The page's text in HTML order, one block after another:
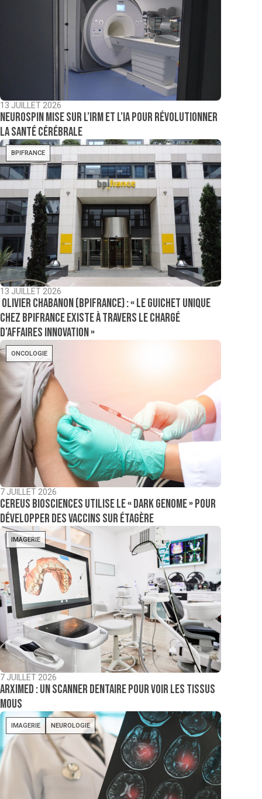
13 JUILLET 2026
NeuroSpin mise sur l’IRM et l’IA pour révolutionner
la santé cérébrale
BPIFRANCE
13 JUILLET 2026
Olivier Chabanon (Bpifrance) : « Le guichet unique
chez Bpifrance existe à travers le chargé
d’affaires innovation »
ONCOLOGIE
7 JUILLET 2026
Cereus Biosciences utilise le « dark genome » pour
développer des vaccins sur étagère
IMAGERIE
7 JUILLET 2026
ARXIMED : un scanner dentaire pour voir les tissus
mous
IMAGERIE NEUROLOGIE